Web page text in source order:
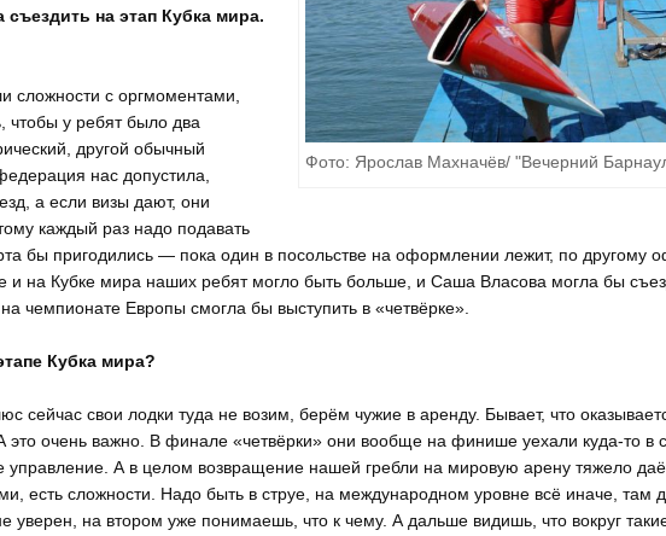
Фото: Ярослав Махначёв/ "Вечерний
съездить на этап Кубка мира.
сложности с оргмоментами,
чтобы у ребят было два
другой обычный
нас допустила,
а если визы дают, они
каждый раз надо подавать
бы пригодились — пока один в посольстве на оформлении лежит, по другому
и на Кубке мира наших ребят могло быть больше, и Саша Власова могла бы
чемпионате Европы смогла бы выступить в «четвёрке».
Кубка мира?
сейчас свои лодки туда не возим, берём чужие в аренду. Бывает, что
это очень важно. В финале «четвёрки» они вообще на финише уехали куда-то в
управление. А в целом возвращение нашей гребли на мировую арену тяжело
есть сложности. Надо быть в струе, на международном уровне всё иначе, там
уверен, на втором уже понимаешь, что к чему. А дальше видишь, что вокруг